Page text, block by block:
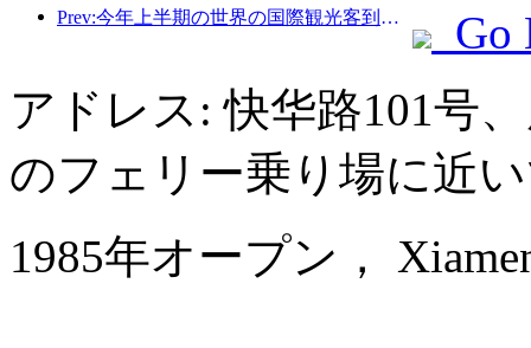
Prev:今年上半期の世界の国際観光客到着数は前年比5％増加した。
Go
アドレス: 快华路101号
のフェリー乗り場に近
1985年オープン，